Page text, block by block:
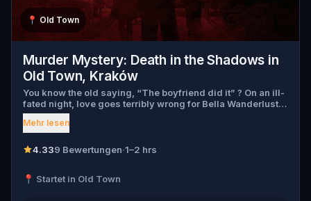
📍 Old Town
Murder Mystery: Death in the Shadows in
Old Town, Kraków
You know the old saying, “The boyfriend did it” ? On an ill-
fated night, love goes terribly wrong for Bella Wanderlust
and Walter Bridges . Bella, a famous travel blogger, was
found dead during a ghost tour led by the theatrical Percy
Walter, the obsessed boyfriend? Percy, the ghost tour
suspects, and expose the real murderer before they strike
Mehr lesen
4.339 Bewertungen·1–2 hrs
📍 Startet in Old Town